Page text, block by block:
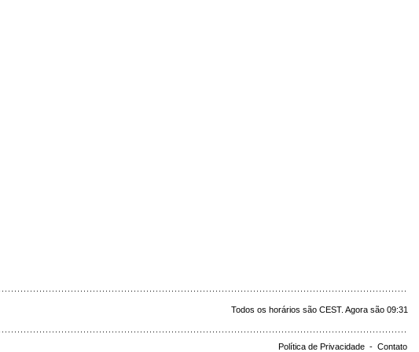
Todos os horários são CEST. Agora são 09:31
Política de Privacidade - Contato